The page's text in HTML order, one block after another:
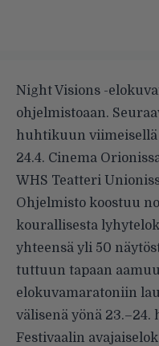
Night Visions -
ohjelmistoaan.
huhtikuun
24.4. Cinema
WHS Teatteri
Ohjelmisto koostuu
kourallisesta
yhteensä yli 50
tuttuun tapaan
elokuvamaratoniin
välisenä yönä
Festivaalin